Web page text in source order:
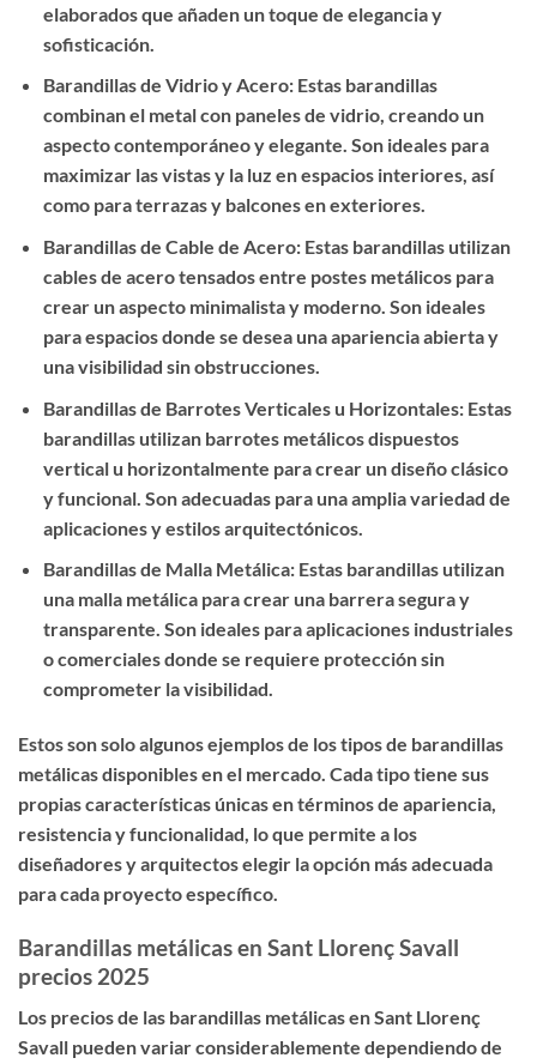
elaborados que añaden un toque de elegancia y
sofisticación.
Barandillas de Vidrio y Acero: Estas barandillas
combinan el metal con paneles de vidrio, creando un
aspecto contemporáneo y elegante. Son ideales para
maximizar las vistas y la luz en espacios interiores, así
como para terrazas y balcones en exteriores.
Barandillas de Cable de Acero: Estas barandillas utilizan
cables de acero tensados entre postes metálicos para
crear un aspecto minimalista y moderno. Son ideales
para espacios donde se desea una apariencia abierta y
una visibilidad sin obstrucciones.
Barandillas de Barrotes Verticales u Horizontales: Estas
barandillas utilizan barrotes metálicos dispuestos
vertical u horizontalmente para crear un diseño clásico
y funcional. Son adecuadas para una amplia variedad de
aplicaciones y estilos arquitectónicos.
Barandillas de Malla Metálica: Estas barandillas utilizan
una malla metálica para crear una barrera segura y
transparente. Son ideales para aplicaciones industriales
o comerciales donde se requiere protección sin
comprometer la visibilidad.
Estos son solo algunos ejemplos de los tipos de barandillas
metálicas disponibles en el mercado. Cada tipo tiene sus
propias características únicas en términos de apariencia,
resistencia y funcionalidad, lo que permite a los
diseñadores y arquitectos elegir la opción más adecuada
para cada proyecto específico.
Barandillas metálicas en Sant Llorenç Savall
precios 2025
Los precios de las barandillas metálicas en Sant Llorenç
Savall pueden variar considerablemente dependiendo de